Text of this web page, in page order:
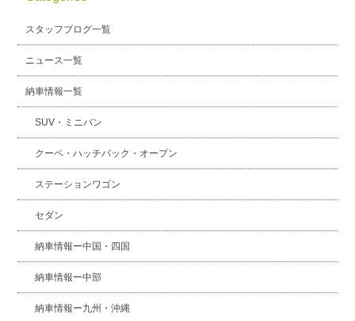
スタッフブログ一覧
ニュース一覧
納車情報一覧
SUV・ミニバン
クーペ・ハッチバック・オープン
ステーションワゴン
セダン
納車情報ー中国・四国
納車情報ー中部
納車情報ー九州・沖縄